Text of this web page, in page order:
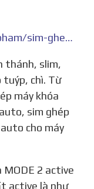
http://thanhlapapple.vn/san-pham/sim-ghep-pro-auto-cho-iphone-lock/
tuýp, chì. Từ
máy khóa
sim ghép
cho máy
active là như